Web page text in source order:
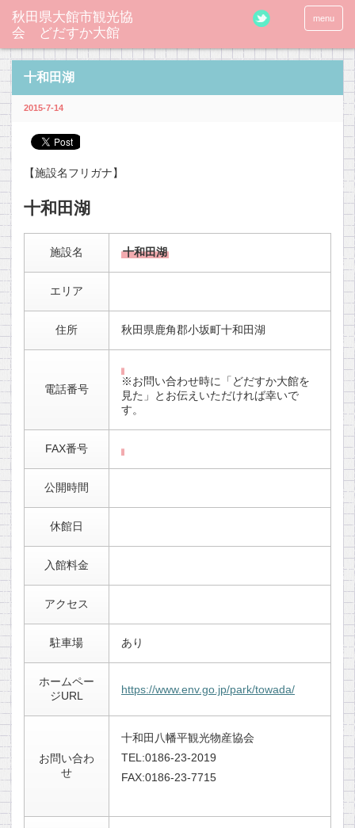
秋田県大館市観光協
会 どだすか大館
menu
十和田湖
2015-7-14
【施設名フリガナ】
十和田湖
施設名 十和田湖
エリア
住所 秋田県鹿角郡小坂町十和田湖
電話番号
※お問い合わせ時に「どだすか大館を
見た」とお伝えいただければ幸いで
す。
FAX番号
公開時間
休館日
入館料金
アクセス
駐車場 あり
ホームペー
ジURL
https://www.env.go.jp/park/towada/
お問い合わ
せ
十和田八幡平観光物産協会
TEL:0186-23-2019
FAX:0186-23-7715